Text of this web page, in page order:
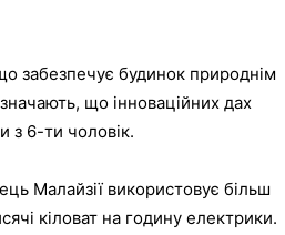
забезпечує будинок природнім
що інноваційних дах
з 6-ти чоловік.
Малайзії використовує більш
кіловат на годину електрики.